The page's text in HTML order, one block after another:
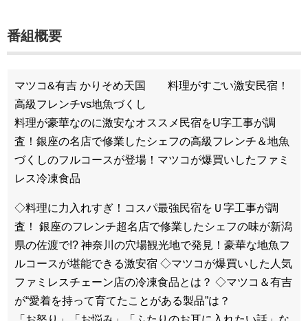
番組概要
マツコ&有吉 かりそめ天国 料理がすごい激安民宿！
高級フレンチvs地魚づくし
料理が豪華なのに激安なオススメ民宿をU字工事が調
査！銀座の名店で修業したシェフの高級フレンチ＆地魚
づくしのフルコースが登場！マツコが爆買いしたファミ
レス冷凍食品
◇料理に力入れすぎ！コスパ最強民宿をＵ字工事が調
査！ 銀座のフレンチ超名店で修業したシェフの味が新潟
県の佐渡で!? 神奈川の穴場観光地で発見！豪華な地魚フ
ルコースが堪能できる激安宿 ◇マツコが爆買いした人気
ファミレスチェーン店の冷凍食品とは？ ◇マツコ＆有吉
が“愛着を持って育てたことがある製品”は？